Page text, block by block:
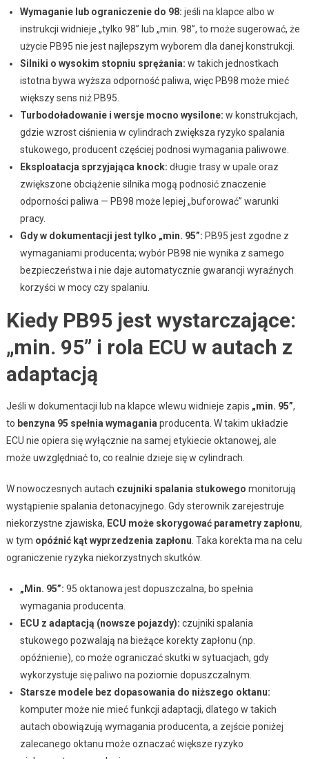
Wymaganie lub ograniczenie do 98: jeśli na klapce albo w
instrukcji widnieje „tylko 98” lub „min. 98”, to może sugerować, że
użycie PB95 nie jest najlepszym wyborem dla danej konstrukcji.
Silniki o wysokim stopniu sprężania: w takich jednostkach
istotna bywa wyższa odporność paliwa, więc PB98 może mieć
większy sens niż PB95.
Turbodoładowanie i wersje mocno wysilone: w konstrukcjach,
gdzie wzrost ciśnienia w cylindrach zwiększa ryzyko spalania
stukowego, producent częściej podnosi wymagania paliwowe.
Eksploatacja sprzyjająca knock: długie trasy w upale oraz
zwiększone obciążenie silnika mogą podnosić znaczenie
odporności paliwa — PB98 może lepiej „buforować” warunki
pracy.
Gdy w dokumentacji jest tylko „min. 95”: PB95 jest zgodne z
wymaganiami producenta; wybór PB98 nie wynika z samego
bezpieczeństwa i nie daje automatycznie gwarancji wyraźnych
korzyści w mocy czy spalaniu.
Kiedy PB95 jest wystarczające:
„min. 95” i rola ECU w autach z
adaptacją
Jeśli w dokumentacji lub na klapce wlewu widnieje zapis „min. 95”,
to benzyna 95 spełnia wymagania producenta. W takim układzie
ECU nie opiera się wyłącznie na samej etykiecie oktanowej, ale
może uwzględniać to, co realnie dzieje się w cylindrach.
W nowoczesnych autach czujniki spalania stukowego monitorują
wystąpienie spalania detonacyjnego. Gdy sterownik zarejestruje
niekorzystne zjawiska, ECU może skorygować parametry zapłonu,
w tym opóźnić kąt wyprzedzenia zapłonu . Taka korekta ma na celu
ograniczenie ryzyka niekorzystnych skutków.
„Min. 95”: 95 oktanowa jest dopuszczalna, bo spełnia
wymagania producenta.
ECU z adaptacją (nowsze pojazdy): czujniki spalania
stukowego pozwalają na bieżące korekty zapłonu (np.
opóźnienie), co może ograniczać skutki w sytuacjach, gdy
wykorzystuje się paliwo na poziomie dopuszczalnym.
Starsze modele bez dopasowania do niższego oktanu:
komputer może nie mieć funkcji adaptacji, dlatego w takich
autach obowiązują wymagania producenta, a zejście poniżej
zalecanego oktanu może oznaczać większe ryzyko